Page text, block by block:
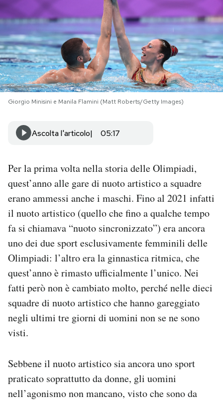
PODCAST
NEWSLETTER
I MIEI PREFERITI
AREA PERSONALE
Area Personale
Newsletter
Notifiche mobile
Regala il Post
Hai bisogno di aiuto?
Giorgio Minisini e Manila Flamini (Matt Roberts/Getty Images)
Ascolta l'articolo 05:17
Per la prima volta nella storia delle Olimpiadi,
quest’anno alle gare di nuoto artistico a squadre
erano ammessi anche i maschi. Fino al 2021 infatti
il nuoto artistico (quello che fino a qualche tempo
fa si chiamava “nuoto sincronizzato”) era ancora
uno dei due sport esclusivamente femminili delle
Olimpiadi: l’altro era la ginnastica ritmica, che
quest’anno è rimasto ufficialmente l’unico. Nei
fatti però non è cambiato molto, perché nelle dieci
squadre di nuoto artistico che hanno gareggiato
negli ultimi tre giorni di uomini non se ne sono
visti.
Sebbene il nuoto artistico sia ancora uno sport
praticato soprattutto da donne, gli uomini
nell’agonismo non mancano, visto che sono da